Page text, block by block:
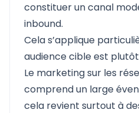
constituer un canal
inbound.
Cela s’applique
audience cible est plutôt
Le marketing sur les
comprend un large
cela revient surtout à